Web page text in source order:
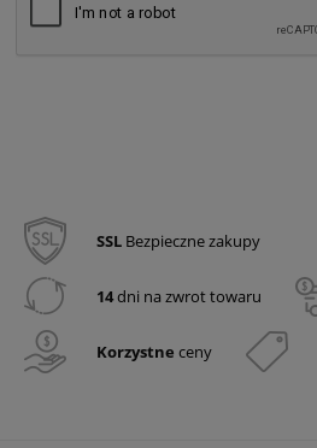
SSL Bezpieczne zakupy
14dni na zwrot towaru
Korzystne ceny